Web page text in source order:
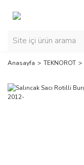
Anasayfa TEKNOROT